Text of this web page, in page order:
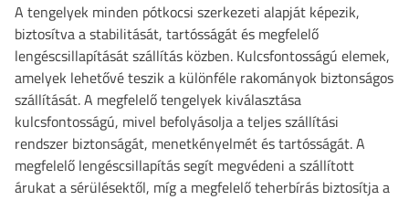
A tengelyek minden pótkocsi szerkezeti alapját képezik,
biztosítva a stabilitását, tartósságát és megfelelő
lengéscsillapítását szállítás közben. Kulcsfontosságú elemek,
amelyek lehetővé teszik a különféle rakományok biztonságos
szállítását. A megfelelő tengelyek kiválasztása
kulcsfontosságú, mivel befolyásolja a teljes szállítási
rendszer biztonságát, menetkényelmét és tartósságát. A
megfelelő lengéscsillapítás segít megvédeni a szállított
árukat a sérülésektől, míg a megfelelő teherbírás biztosítja a